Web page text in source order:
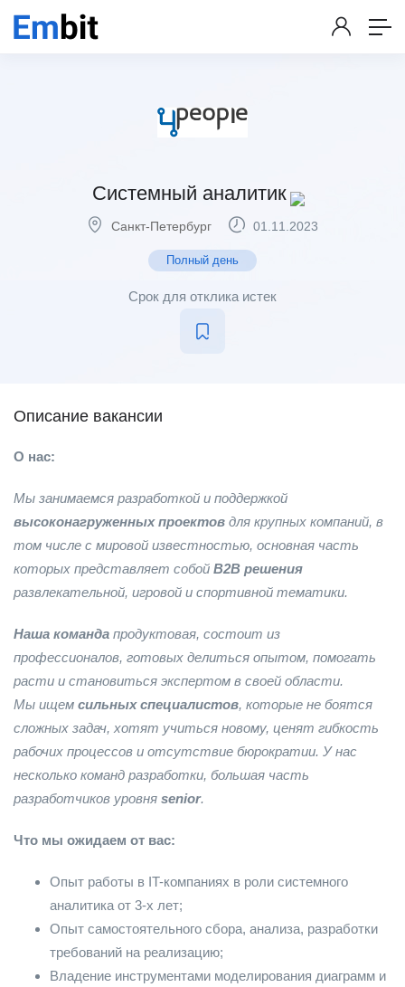
Системный аналитик
Санкт-Петербург 01.11.2023
Полный день
Срок для отклика истек
Описание вакансии
О нас:
Мы занимаемся разработкой и поддержкой
высоконагруженных проектов для крупных компаний, в
том числе с мировой известностью, основная часть
которых представляет собой B2B решения
развлекательной, игровой и спортивной тематики.
Наша команда продуктовая, состоит из
профессионалов, готовых делиться опытом, помогать
расти и становиться экспертом в своей области.
Мы ищем сильных специалистов, которые не боятся
сложных задач, хотят учиться новому, ценят гибкость
рабочих процессов и отсутствие бюрократии. У нас
несколько команд разработки, большая часть
разработчиков уровня senior.
Что мы ожидаем от вас:
Опыт работы в IT-компаниях в роли системного
аналитика от 3-х лет;
Опыт самостоятельного сбора, анализа, разработки
требований на реализацию;
Владение инструментами моделирования диаграмм и